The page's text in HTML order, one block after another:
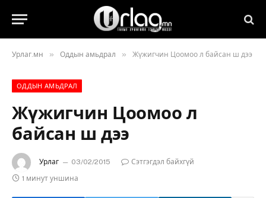
Урлаг.мн » Оддын амьдрал » Жүжигчин Цоомоо л байсан ш дээ
ОДДЫН АМЬДРАЛ
Жүжигчин Цоомоо л
байсан ш дээ
Урлаг 03/02/2015
Сэтгэгдэл байхгүй
1 минут уншина